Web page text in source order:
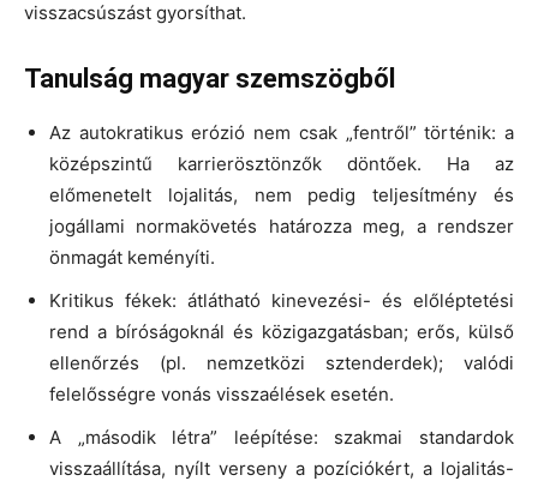
visszacsúszást gyorsíthat.
Tanulság magyar szemszögből
Az autokratikus erózió nem csak „fentről” történik: a
középszintű karrierösztönzők döntőek. Ha az
előmenetelt lojalitás, nem pedig teljesítmény és
jogállami normakövetés határozza meg, a rendszer
önmagát keményíti.
Kritikus fékek: átlátható kinevezési- és előléptetési
rend a bíróságoknál és közigazgatásban; erős, külső
ellenőrzés (pl. nemzetközi sztenderdek); valódi
felelősségre vonás visszaélések esetén.
A „második létra” leépítése: szakmai standardok
visszaállítása, nyílt verseny a pozíciókért, a lojalitás-